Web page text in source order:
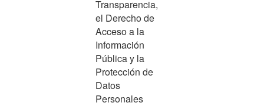
Transparencia,
el Derecho de
Acceso a la
Información
Pública y la
Protección de
Datos
Personales